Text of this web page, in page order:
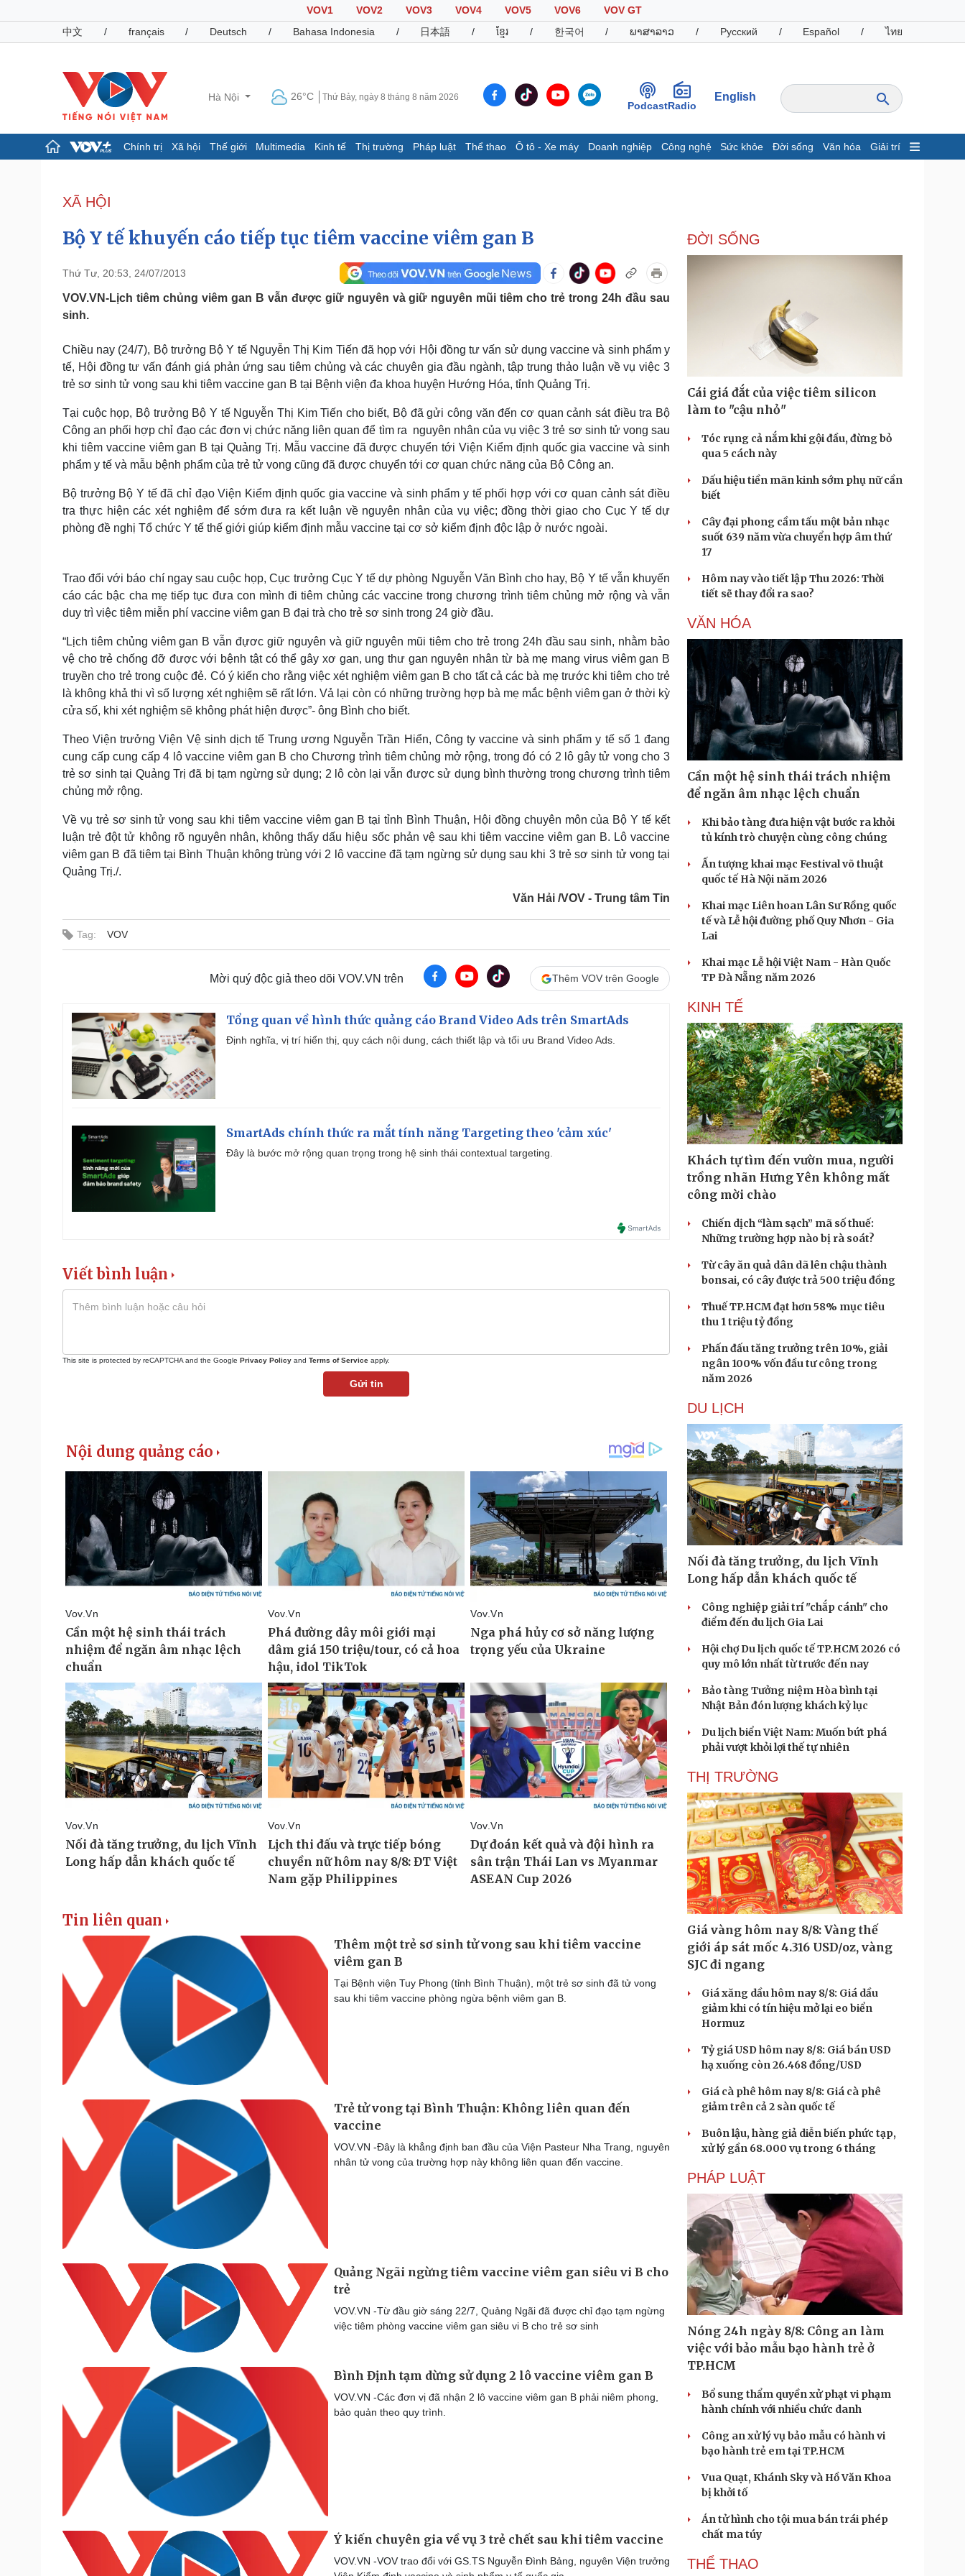
VOV1 VOV2 VOV3 VOV4 VOV5 VOV6
VOV GT
中文
/ français / Deutsch / Bahasa Indonesia / 日本語 / ខ្មែរ / 한국어 / ພາສາລາວ / Русский / Español / ไทย
Hà Nội 26°C Thứ Bảy, ngày 8 tháng 8 năm 2026
PodcastRadio
English
Chính trị Xã hội Thế giới Multimedia Kinh tế Thị trường Pháp luật Thể thao Ô tô - Xe máy Doanh nghiệp Công nghệ Sức khỏe Đời sống Văn hóa Giải trí
Đảng
Tổ chức nhân sự
Nhận diện sự thật
Dấu ấn VOV
Infographic
Giá cà phê
Pháp luật
Vụ án
Tư vấn luật
Quân sự - Quốc phòng
Phân tích
Thể thao
Thế giới thể thao
eSports
Ô tô - Xe máy
Tư vấn
Doanh nghiệp
Doanh nhân
Vì cộng đồng
Sành điệu
Tin Công nghệ
Trải nghiệm
Chuyển đổi số
Dinh dưỡng - món ngon
Cây thuốc
Sản phụ khoa
Nhi khoa
Làm đẹp - giảm cân
Phòng mạch online
Ăn sạch sống khỏe
Nhà đẹp
Blog
Tình yêu - Gia đình
Sân khấu - Điện ảnh
Văn học
Âm nhạc
Di sản
Nghệ sĩ
Thời trang
Sao Việt
Tư vấn
Săn Tour
check-in
Podcast
Đọc truyện đêm khuya
Hạt giống tâm hồn
XÃ HỘI
Bộ Y tế khuyến cáo tiếp tục tiêm vaccine viêm gan B
Thứ Tư, 20:53, 24/07/2013
VOV.VN-Lịch tiêm chủng viêm gan B vẫn được giữ nguyên và giữ nguyên mũi tiêm cho trẻ trong 24h đầu sau
sinh.
Chiều nay (24/7), Bộ trưởng Bộ Y tế Nguyễn Thị Kim Tiến đã họp với Hội đồng tư vấn sử dụng vaccine và sinh phẩm y
tế, Hội đồng tư vấn đánh giá phản ứng sau tiêm chủng và các chuyên gia đầu ngành, tập trung thảo luận về vụ việc 3
trẻ sơ sinh tử vong sau khi tiêm vaccine gan B tại Bệnh viện đa khoa huyện Hướng Hóa, tỉnh Quảng Trị.
Tại cuộc họp, Bộ trưởng Bộ Y tế Nguyễn Thị Kim Tiến cho biết, Bộ đã gửi công văn đến cơ quan cảnh sát điều tra Bộ
Công an phối hợp chỉ đạo các đơn vị chức năng liên quan để tìm ra nguyên nhân của vụ việc 3 trẻ sơ sinh tử vong sau
khi tiêm vaccine viêm gan B tại Quảng Trị. Mẫu vaccine đã được chuyển tới Viện Kiểm định quốc gia vaccine và sinh
phẩm y tế và mẫu bệnh phẩm của trẻ tử vong cũng đã được chuyển tới cơ quan chức năng của Bộ Công an.
Bộ trưởng Bộ Y tế đã chỉ đạo Viện Kiểm định quốc gia vaccine và sinh phẩm y tế phối hợp với cơ quan cảnh sát điều
tra thực hiện các xét nghiệm để sớm đưa ra kết luận về nguyên nhân của vụ việc; đồng thời giao cho Cục Y tế dự
phòng đề nghị Tổ chức Y tế thế giới giúp kiểm định mẫu vaccine tại cơ sở kiểm định độc lập ở nước ngoài.
Trao đổi với báo chí ngay sau cuộc họp, Cục trưởng Cục Y tế dự phòng Nguyễn Văn Bình cho hay, Bộ Y tế vẫn khuyến
cáo các bậc cha mẹ tiếp tục đưa con mình đi tiêm chủng các vaccine trong chương trình tiêm chủng mở rộng và vẫn
duy trì việc tiêm miễn phí vaccine viêm gan B đại trà cho trẻ sơ sinh trong 24 giờ đầu.
“Lịch tiêm chủng viêm gan B vẫn đựơc giữ nguyên và giữ nguyên mũi tiêm cho trẻ trong 24h đầu sau sinh, nhằm bảo
vệ cho trẻ chống đỡ được với bệnh tật có thể gây xơ gan, ung thư gan nguyên nhân từ bà mẹ mang virus viêm gan B
truyền cho trẻ trong cuộc đẻ. Có ý kiến cho rằng việc xét nghiệm viêm gan B cho tất cả các bà mẹ trước khi tiêm cho trẻ
là không khả thi vì số lượng xét nghiệm sẽ rất lớn. Vả lại còn có những trường hợp bà mẹ mắc bệnh viêm gan ở thời kỳ
cửa số, khi xét nghiệm sẽ không phát hiện được”- ông Bình cho biết.
Theo Viện trưởng Viện Vệ sinh dịch tế Trung ương Nguyễn Trần Hiển, Công ty vaccine và sinh phẩm y tế số 1 đang
cung cấp cung cấp 4 lô vaccine viêm gan B cho Chương trình tiêm chủng mở rộng, trong đó có 2 lô gây tử vong cho 3
trẻ sơ sinh tại Quảng Trị đã bị tạm ngừng sử dụng; 2 lô còn lại vẫn được sử dụng bình thường trong chương trình tiêm
chủng mở rộng.
Về vụ trẻ sơ sinh tử vong sau khi tiêm vaccine viêm gan B tại tỉnh Bình Thuận, Hội đồng chuyên môn của Bộ Y tế kết
luận trẻ đột tử không rõ nguyên nhân, không thấy dấu hiệu sốc phản vệ sau khi tiêm vaccine viêm gan B. Lô vaccine
viêm gan B đã tiêm tại Bình Thuận không trùng với 2 lô vaccine đã tạm ngừng sử dụng sau khi 3 trẻ sơ sinh tử vong tại
Quảng Trị./.
Văn Hải /VOV - Trung tâm Tin
Tag: VOV
Mời quý độc giả theo dõi VOV.VN trên Thêm VOV trên Google
Tổng quan về hình thức quảng cáo Brand Video Ads trên SmartAds
Định nghĩa, vị trí hiển thị, quy cách nội dung, cách thiết lập và tối ưu Brand Video Ads.
SmartAds chính thức ra mắt tính năng Targeting theo 'cảm xúc'
Đây là bước mở rộng quan trọng trong hệ sinh thái contextual targeting.
Viết bình luận
This site is protected by reCAPTCHA and the Google Privacy Policy and Terms of Service apply.
Gửi tin
Tin liên quan
Thêm một trẻ sơ sinh tử vong sau khi tiêm vaccine
viêm gan B
Tại Bệnh viện Tuy Phong (tỉnh Bình Thuận), một trẻ sơ sinh đã tử vong
sau khi tiêm vaccine phòng ngừa bệnh viêm gan B.
Trẻ tử vong tại Bình Thuận: Không liên quan đến
vaccine
VOV.VN -Đây là khẳng định ban đầu của Viện Pasteur Nha Trang, nguyên
nhân tử vong của trường hợp này không liên quan đến vaccine.
Quảng Ngãi ngừng tiêm vaccine viêm gan siêu vi B cho
trẻ
VOV.VN -Từ đầu giờ sáng 22/7, Quảng Ngãi đã được chỉ đạo tạm ngừng
việc tiêm phòng vaccine viêm gan siêu vi B cho trẻ sơ sinh
Bình Định tạm dừng sử dụng 2 lô vaccine viêm gan B
VOV.VN -Các đơn vị đã nhận 2 lô vaccine viêm gan B phải niêm phong,
bảo quản theo quy trình.
Ý kiến chuyên gia về vụ 3 trẻ chết sau khi tiêm vaccine
VOV.VN -VOV trao đổi với GS.TS Nguyễn Đình Bảng, nguyên Viện trưởng
ĐỜI SỐNG
Cái giá đắt của việc tiêm silicon
làm to "cậu nhỏ"
Tóc rụng cả nắm khi gội đầu, đừng bỏ
qua 5 cách này
Dấu hiệu tiền mãn kinh sớm phụ nữ cần
biết
Cây đại phong cầm tấu một bản nhạc
suốt 639 năm vừa chuyển hợp âm thứ
17
Hôm nay vào tiết lập Thu 2026: Thời
tiết sẽ thay đổi ra sao?
VĂN HÓA
Cần một hệ sinh thái trách nhiệm
để ngăn âm nhạc lệch chuẩn
Khi bảo tàng đưa hiện vật bước ra khỏi
tủ kính trò chuyện cùng công chúng
Ấn tượng khai mạc Festival võ thuật
quốc tế Hà Nội năm 2026
Khai mạc Liên hoan Lân Sư Rồng quốc
tế và Lễ hội đường phố Quy Nhơn - Gia
Lai
Khai mạc Lễ hội Việt Nam - Hàn Quốc
TP Đà Nẵng năm 2026
KINH TẾ
Khách tự tìm đến vườn mua, người
trồng nhãn Hưng Yên không mất
công mời chào
Chiến dịch “làm sạch” mã số thuế:
Những trường hợp nào bị rà soát?
Từ cây ăn quả dân dã lên chậu thành
bonsai, có cây được trả 500 triệu đồng
Thuế TP.HCM đạt hơn 58% mục tiêu
thu 1 triệu tỷ đồng
Phấn đấu tăng trưởng trên 10%, giải
ngân 100% vốn đầu tư công trong
năm 2026
DU LỊCH
Nối đà tăng trưởng, du lịch Vĩnh
Long hấp dẫn khách quốc tế
Công nghiệp giải trí "chắp cánh" cho
điểm đến du lịch Gia Lai
Hội chợ Du lịch quốc tế TP.HCM 2026 có
quy mô lớn nhất từ trước đến nay
Bảo tàng Tưởng niệm Hòa bình tại
Nhật Bản đón lượng khách kỷ lục
Du lịch biển Việt Nam: Muốn bứt phá
phải vượt khỏi lợi thế tự nhiên
THỊ TRƯỜNG
Giá vàng hôm nay 8/8: Vàng thế
giới áp sát mốc 4.316 USD/oz, vàng
SJC đi ngang
Giá xăng dầu hôm nay 8/8: Giá dầu
giảm khi có tín hiệu mở lại eo biển
Hormuz
Tỷ giá USD hôm nay 8/8: Giá bán USD
hạ xuống còn 26.468 đồng/USD
Giá cà phê hôm nay 8/8: Giá cà phê
giảm trên cả 2 sàn quốc tế
Buôn lậu, hàng giả diễn biến phức tạp,
xử lý gần 68.000 vụ trong 6 tháng
PHÁP LUẬT
Nóng 24h ngày 8/8: Công an làm
việc với bảo mẫu bạo hành trẻ ở
TP.HCM
Bổ sung thẩm quyền xử phạt vi phạm
hành chính với nhiều chức danh
Công an xử lý vụ bảo mẫu có hành vi
bạo hành trẻ em tại TP.HCM
Vua Quạt, Khánh Sky và Hồ Văn Khoa
bị khởi tố
Án tử hình cho tội mua bán trái phép
chất ma túy
THỂ THAO